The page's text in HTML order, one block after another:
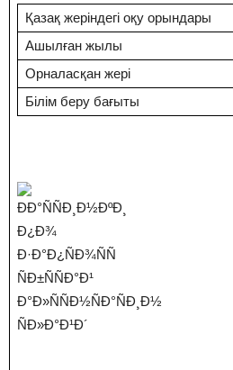
Қазақ жеріндегі оқу орындары
Ашылған жылы
Орналасқан жері
Білім беру бағыты